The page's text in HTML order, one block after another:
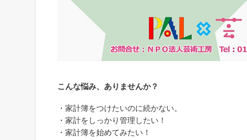
こんな悩み、ありませんか？
・家計簿をつけたいのに続かない。
・家計をしっかり管理したい！
・家計簿を始めてみたい！